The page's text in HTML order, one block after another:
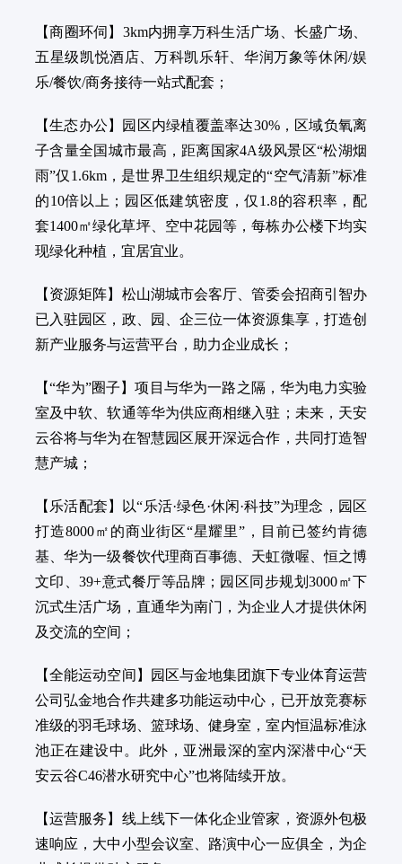
【商圈环伺】3km内拥享万科生活广场、长盛广场、
五星级凯悦酒店、万科凯乐轩、华润万象等休闲/娱
乐/餐饮/商务接待一站式配套；
【生态办公】园区内绿植覆盖率达30%，区域负氧离
子含量全国城市最高，距离国家4A级风景区“松湖烟
雨”仅1.6km，是世界卫生组织规定的“空气清新”标准
的10倍以上；园区低建筑密度，仅1.8的容积率，配
套1400㎡绿化草坪、空中花园等，每栋办公楼下均实
现绿化种植，宜居宜业。
【资源矩阵】松山湖城市会客厅、管委会招商引智办
已入驻园区，政、园、企三位一体资源集享，打造创
新产业服务与运营平台，助力企业成长；
【“华为”圈子】项目与华为一路之隔，华为电力实验
室及中软、软通等华为供应商相继入驻；未来，天安
云谷将与华为在智慧园区展开深远合作，共同打造智
慧产城；
【乐活配套】以“乐活·绿色·休闲·科技”为理念，园区
打造8000㎡的商业街区“星耀里”，目前已签约肯德
基、华为一级餐饮代理商百事德、天虹微喔、恒之博
文印、39+意式餐厅等品牌；园区同步规划3000㎡下
沉式生活广场，直通华为南门，为企业人才提供休闲
及交流的空间；
【全能运动空间】园区与金地集团旗下专业体育运营
公司弘金地合作共建多功能运动中心，已开放竞赛标
准级的羽毛球场、篮球场、健身室，室内恒温标准泳
池正在建设中。此外，亚洲最深的室内深潜中心“天
安云谷C46潜水研究中心”也将陆续开放。
【运营服务】线上线下一体化企业管家，资源外包极
速响应，大中小型会议室、路演中心一应俱全，为企